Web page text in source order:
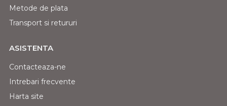
Metode de plata
Transport si retururi
ASISTENTA
Contacteaza-ne
Intrebari frecvente
Harta site